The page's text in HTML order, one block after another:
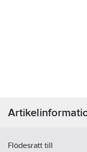
Flödesratt till